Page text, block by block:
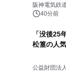
阪神電気鉄
40分前
「没後
松篁の人
公益財団法